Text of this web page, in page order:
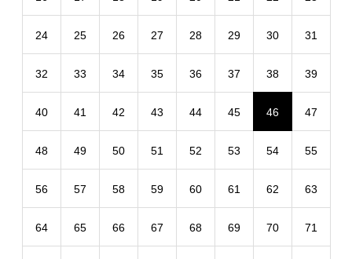
24 25 26 27 28 29 30 31
32 33 34 35 36 37 38 39
40 41 42 43 44 45 46 47
48 49 50 51 52 53 54 55
56 57 58 59 60 61 62 63
64 65 66 67 68 69 70 71